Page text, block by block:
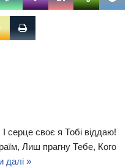
серце своє я Тобі віддаю!
Лиш прагну Тебе, Кого
далі »